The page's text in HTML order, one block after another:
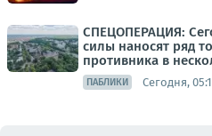
СПЕЦОПЕРАЦИЯ:
силы наносят ряд
противника в
ПАБЛИКИ Сегодня,